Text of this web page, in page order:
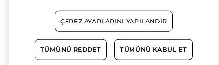
Yves Rocher Vakfı Toprağın Kadınları
Ödülü, 2001 yılında Jacques Rocher ve
babası Yves Rocher tarafından, doğa için
projeler yürüten kadınları desteklemek
ÇEREZ AYARLARINI YAPILANDIR
TÜMÜNÜ REDDET TÜMÜNÜ KABUL ET